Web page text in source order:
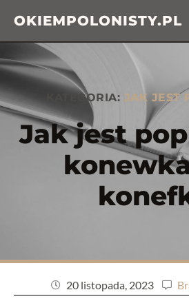
OKIEMPOLONISTY.PL
KATEGORIA: JAK JEST
Jak jest
20 listopada, 2023